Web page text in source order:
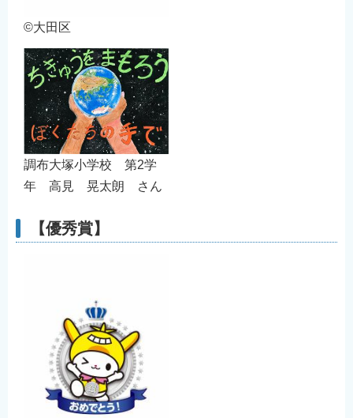
©大田区
調布大塚小学校 第2学
年 高見 晃太朗 さん
【優秀賞】